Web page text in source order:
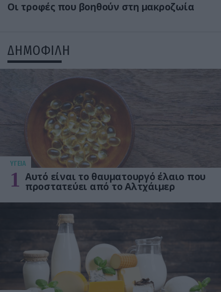
Οι τροφές που βοηθούν στη μακροζωία
ΔΗΜΟΦΙΛΗ
ΥΓΕΙΑ
1 Αυτό είναι το θαυματουργό έλαιο που
προστατεύει από το Αλτχάιμερ